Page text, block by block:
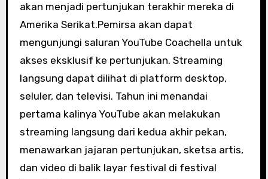
akan menjadi pertunjukan terakhir mereka di
Amerika Serikat.Pemirsa akan dapat
mengunjungi saluran YouTube Coachella untuk
akses eksklusif ke pertunjukan. Streaming
langsung dapat dilihat di platform desktop,
seluler, dan televisi. Tahun ini menandai
pertama kalinya YouTube akan melakukan
streaming langsung dari kedua akhir pekan,
menawarkan jajaran pertunjukan, sketsa artis,
dan video di balik layar festival di festival